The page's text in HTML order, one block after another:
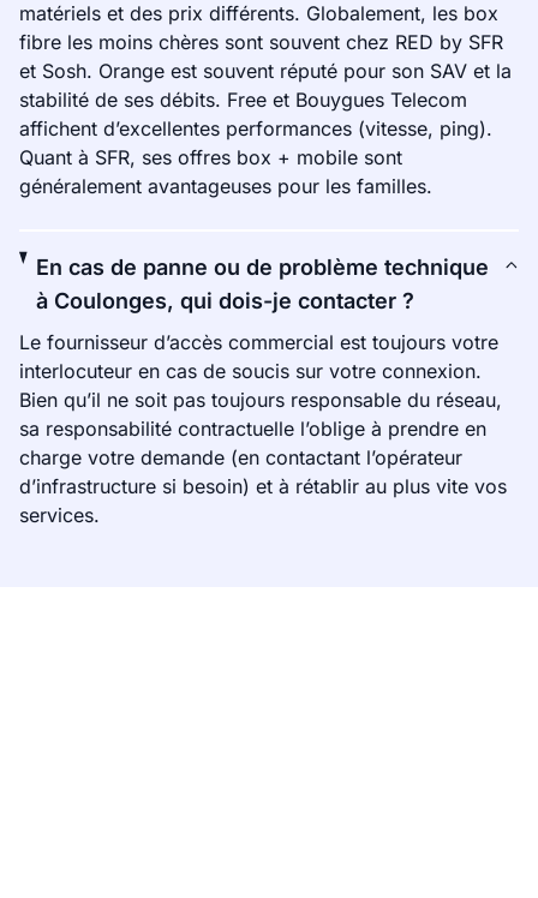
matériels et des prix différents. Globalement, les box
fibre les moins chères sont souvent chez RED by SFR
et Sosh. Orange est souvent réputé pour son SAV et la
stabilité de ses débits. Free et Bouygues Telecom
affichent d’excellentes performances (vitesse, ping).
Quant à SFR, ses offres box + mobile sont
généralement avantageuses pour les familles.
En cas de panne ou de problème technique
à Coulonges, qui dois-je contacter ?
Le fournisseur d’accès commercial est toujours votre
interlocuteur en cas de soucis sur votre connexion.
Bien qu’il ne soit pas toujours responsable du réseau,
sa responsabilité contractuelle l’oblige à prendre en
charge votre demande (en contactant l’opérateur
d’infrastructure si besoin) et à rétablir au plus vite vos
services.